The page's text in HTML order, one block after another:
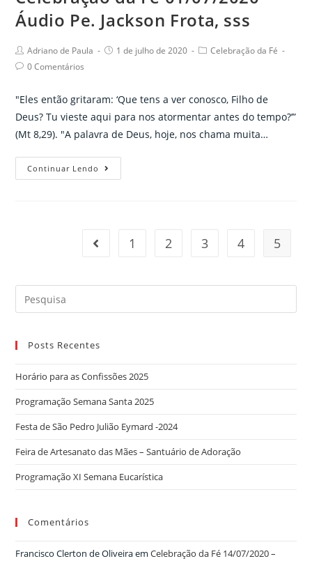
inspire
o
ao
Áudio Pe. Jackson Frota, sss
Post
author:
Adriano de Paula
Post1 de julho de 2020
PostCelebração da Fé
Post0 Comentários
"Eles então gritaram: ‘Que tens a ver conosco, Filho de
Deus? Tu vieste aqui para nos atormentar antes do tempo?’”
(Mt 8,29). "A palavra de Deus, hoje, nos chama muita…
Continuar Lendo
da
Áudio
Jackson
Go to the previous page
1 2 3 4 5
Search
for:
Posts Recentes
Horário para as Confissões 2025
Programação Semana Santa 2025
Festa de São Pedro Julião Eymard -2024
Feira de Artesanato das Mães – Santuário de Adoração
Programação XI Semana Eucarística
Comentários
Francisco Clerton de OliveiraemCelebração da Fé 14/07/2020 –